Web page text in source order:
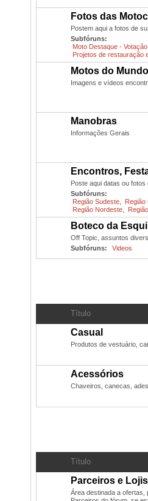
Fotos das
Postem aqui a fotos de
Subfóruns:
Moto Destaque - Votação
Projetos de restauração
Motos do Mundo
Imagens e vídeos
Manobras
Informações Gerais
Encontros,
Poste aqui datas ou
Subfóruns:
Região Sudeste
Região
Região Nordeste
Boteco da
Off Topic, assuntos
Subfóruns:
Videos
Título
Casual
Produtos de vestuário,
Acessórios
Chaveiros, canecas,
Título
Parceiros e
Área destinada a